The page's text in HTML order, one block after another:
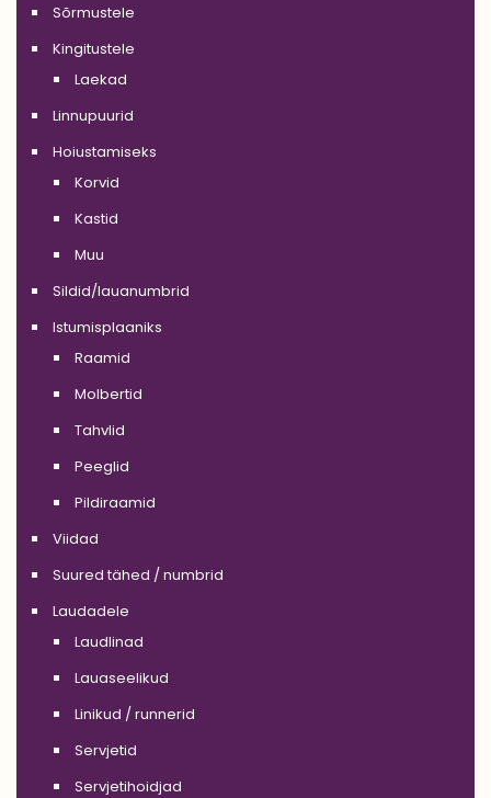
Sõrmustele
Kingitustele
Laekad
Linnupuurid
Hoiustamiseks
Korvid
Kastid
Muu
Sildid/lauanumbrid
Istumisplaaniks
Raamid
Molbertid
Tahvlid
Peeglid
Pildiraamid
Viidad
Suured tähed / numbrid
Laudadele
Laudlinad
Lauaseelikud
Linikud / runnerid
Servjetid
Servjetihoidjad